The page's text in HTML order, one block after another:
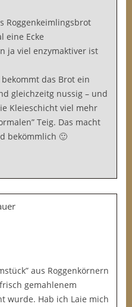
Roggenkeimlingsbrot
eine Ecke
ja viel enzymaktiver ist
das Brot ein
gleichzeitg nussig – und
Kleieschicht viel mehr
Teig. Das macht
bekömmlich 🙂
aus Roggenkörnern
gemahlenem
wurde. Hab ich Laie mich